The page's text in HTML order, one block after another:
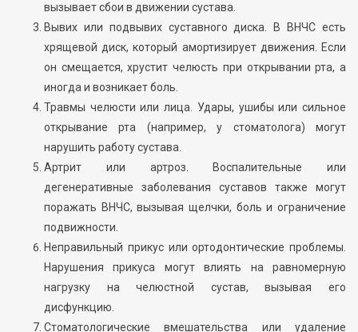
вызывает сбои в движении сустава.
Вывих или подвывих суставного диска. В ВНЧС есть
хрящевой диск, который амортизирует движения. Если
он смещается, хрустит челюсть при открывании рта, а
иногда и возникает боль.
Травмы челюсти или лица. Удары, ушибы или сильное
открывание рта (например, у стоматолога) могут
нарушить работу сустава.
Артрит или артроз. Воспалительные или
дегенеративные заболевания суставов также могут
поражать ВНЧС, вызывая щелчки, боль и ограничение
подвижности.
Неправильный прикус или ортодонтические проблемы.
Нарушения прикуса могут влиять на равномерную
нагрузку на челюстной сустав, вызывая его
дисфункцию.
Стоматологические вмешательства или удаление